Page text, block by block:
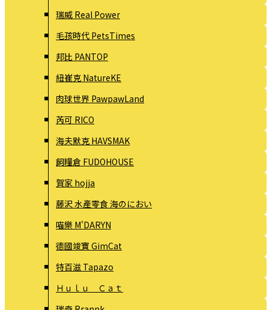
瑞威 Real Power
毛孩時代 PetsTimes
邦比 PANTOP
紐崔克 NatureKE
肉球世界 PawpawLand
芮可 RICO
海夫默克 HAVSMAK
飼糧倉 FUDOHOUSE
賀家 hojja
藤沢 水產零食 海のにおい
喵樂 M'DARYN
德國竣寶 GimCat
特百滋 Tapazo
Ｈｕｌｕ Ｃａｔ